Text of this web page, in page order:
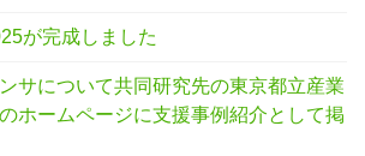
が完成しました
サについて共同研究先の東京都立産業
ホームページに支援事例紹介として掲